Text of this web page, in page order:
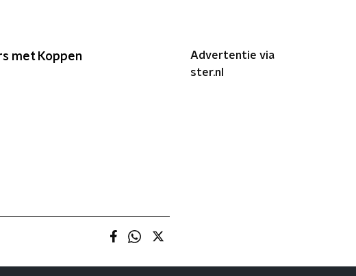
met Koppen
Advertentie via
ster.nl